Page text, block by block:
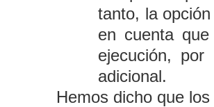
tanto, la
en cuenta
ejecución,
adicional.
Hemos dicho que